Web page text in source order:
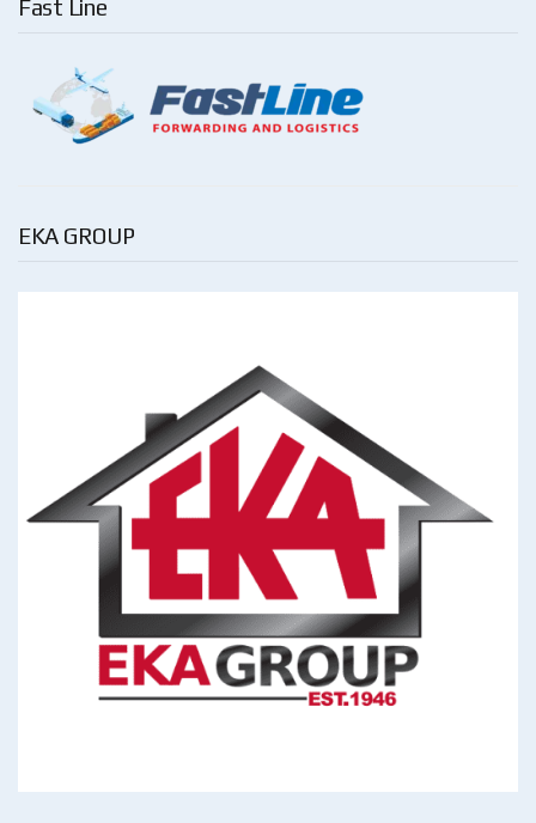
Fast Line
EKA GROUP